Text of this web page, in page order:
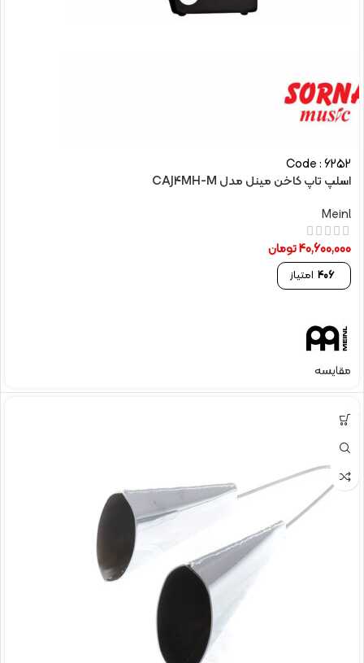
Code : 6252
اسلپ تاپ کاخن مینل مدل CAJ4MH-M
Meinl
40,600,000تومان
406 امتیاز
مقایسه